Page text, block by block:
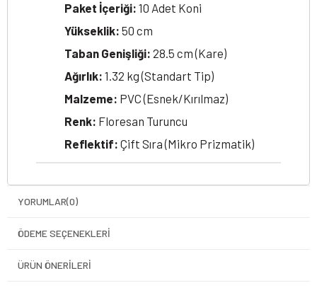
Paket İçeriği: 10 Adet Koni
Yükseklik: 50 cm
Taban Genişliği: 28.5 cm (Kare)
Ağırlık: 1.32 kg (Standart Tip)
Malzeme: PVC (Esnek/Kırılmaz)
Renk: Floresan Turuncu
Reflektif: Çift Sıra (Mikro Prizmatik)
YORUMLAR(0)
ÖDEME SEÇENEKLERI
ÜRÜN ÖNERILERI